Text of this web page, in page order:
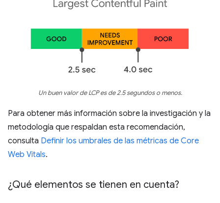
Un buen valor de LCP es de 2.5 segundos o menos.
Para obtener más información sobre la investigación y la
metodología que respaldan esta recomendación,
consulta Definir los umbrales de las métricas de Core
Web Vitals.
¿Qué elementos se tienen en cuenta?